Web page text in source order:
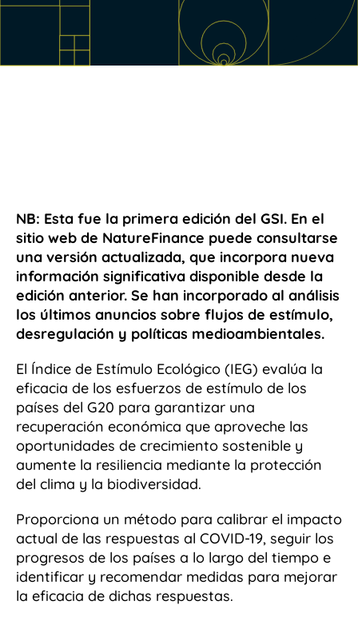
NB: Esta fue la primera edición del GSI. En el
sitio web de NatureFinance puede consultarse
una versión actualizada, que incorpora nueva
información significativa disponible desde la
edición anterior. Se han incorporado al análisis
los últimos anuncios sobre flujos de estímulo,
desregulación y políticas medioambientales.
El Índice de Estímulo Ecológico (IEG) evalúa la
eficacia de los esfuerzos de estímulo de los
países del G20 para garantizar una
recuperación económica que aproveche las
oportunidades de crecimiento sostenible y
aumente la resiliencia mediante la protección
del clima y la biodiversidad.
Proporciona un método para calibrar el impacto
actual de las respuestas al COVID-19, seguir los
progresos de los países a lo largo del tiempo e
identificar y recomendar medidas para mejorar
la eficacia de dichas respuestas.